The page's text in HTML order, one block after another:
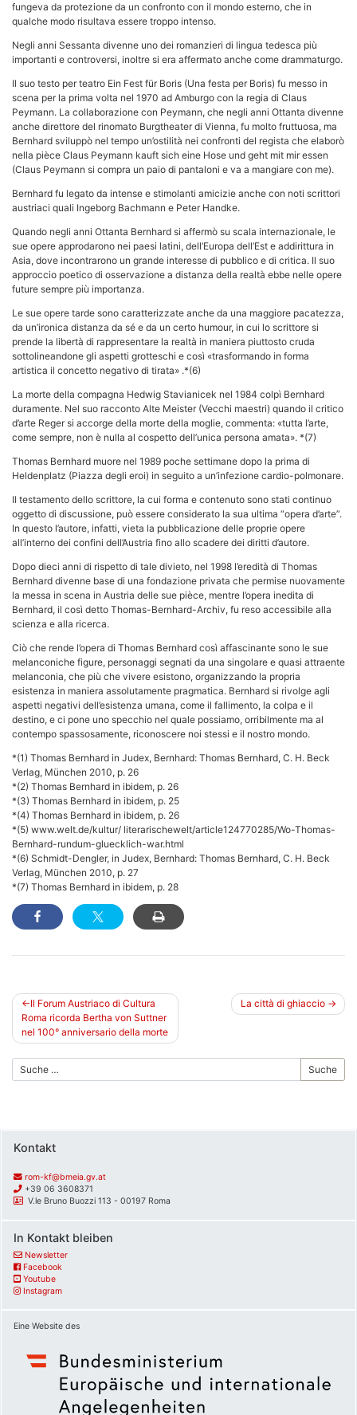
fungeva da protezione da un confronto con il mondo esterno, che in
qualche modo risultava essere troppo intenso.
Negli anni Sessanta divenne uno dei romanzieri di lingua tedesca più
importanti e controversi, inoltre si era affermato anche come drammaturgo.
Il suo testo per teatro Ein Fest für Boris (Una festa per Boris) fu messo in
scena per la prima volta nel 1970 ad Amburgo con la regia di Claus
Peymann. La collaborazione con Peymann, che negli anni Ottanta divenne
anche direttore del rinomato Burgtheater di Vienna, fu molto fruttuosa, ma
Bernhard sviluppò nel tempo un’ostilità nei confronti del regista che elaborò
nella pièce Claus Peymann kauft sich eine Hose und geht mit mir essen
(Claus Peymann si compra un paio di pantaloni e va a mangiare con me).
Bernhard fu legato da intense e stimolanti amicizie anche con noti scrittori
austriaci quali Ingeborg Bachmann e Peter Handke.
Quando negli anni Ottanta Bernhard si affermò su scala internazionale, le
sue opere approdarono nei paesi latini, dell’Europa dell’Est e addirittura in
Asia, dove incontrarono un grande interesse di pubblico e di critica. Il suo
approccio poetico di osservazione a distanza della realtà ebbe nelle opere
future sempre più importanza.
Le sue opere tarde sono caratterizzate anche da una maggiore pacatezza,
da un’ironica distanza da sé e da un certo humour, in cui lo scrittore si
prende la libertà di rappresentare la realtà in maniera piuttosto cruda
sottolineandone gli aspetti grotteschi e così «trasformando in forma
artistica il concetto negativo di tirata» .*(6)
La morte della compagna Hedwig Stavianicek nel 1984 colpì Bernhard
duramente. Nel suo racconto Alte Meister (Vecchi maestri) quando il critico
d’arte Reger si accorge della morte della moglie, commenta: «tutta l’arte,
come sempre, non è nulla al cospetto dell’unica persona amata». *(7)
Thomas Bernhard muore nel 1989 poche settimane dopo la prima di
Heldenplatz (Piazza degli eroi) in seguito a un’infezione cardio-polmonare.
Il testamento dello scrittore, la cui forma e contenuto sono stati continuo
oggetto di discussione, può essere considerato la sua ultima “opera d’arte”.
In questo l’autore, infatti, vieta la pubblicazione delle proprie opere
all’interno dei confini dell’Austria fino allo scadere dei diritti d’autore.
Dopo dieci anni di rispetto di tale divieto, nel 1998 l’eredità di Thomas
Bernhard divenne base di una fondazione privata che permise nuovamente
la messa in scena in Austria delle sue pièce, mentre l’opera inedita di
Bernhard, il così detto Thomas-Bernhard-Archiv, fu reso accessibile alla
scienza e alla ricerca.
Ciò che rende l’opera di Thomas Bernhard così affascinante sono le sue
melanconiche figure, personaggi segnati da una singolare e quasi attraente
melanconia, che più che vivere esistono, organizzando la propria
esistenza in maniera assolutamente pragmatica. Bernhard si rivolge agli
aspetti negativi dell’esistenza umana, come il fallimento, la colpa e il
destino, e ci pone uno specchio nel quale possiamo, orribilmente ma al
contempo spassosamente, riconoscere noi stessi e il nostro mondo.
*(1) Thomas Bernhard in Judex, Bernhard: Thomas Bernhard, C. H. Beck
Verlag, München 2010, p. 26
*(2) Thomas Bernhard in ibidem, p. 26
*(3) Thomas Bernhard in ibidem, p. 25
*(4) Thomas Bernhard in ibidem, p. 26
*(5) www.welt.de/kultur/ literarischewelt/article124770285/Wo-Thomas-
Bernhard-rundum-gluecklich-war.html
*(6) Schmidt-Dengler, in Judex, Bernhard: Thomas Bernhard, C. H. Beck
Verlag, München 2010, p. 27
*(7) Thomas Bernhard in ibidem, p. 28
Beitragsnavigation
Il Forum Austriaco di Cultura
Roma ricorda Bertha von Suttner
nel 100° anniversario della morte
La città di ghiaccio
Suche
Kontakt
rom-kf@bmeia.gv.at
+39 06 3608371
V.le Bruno Buozzi 113 - 00197 Roma
In Kontakt bleiben
Newsletter
Facebook
Youtube
Instagram
Eine Website des